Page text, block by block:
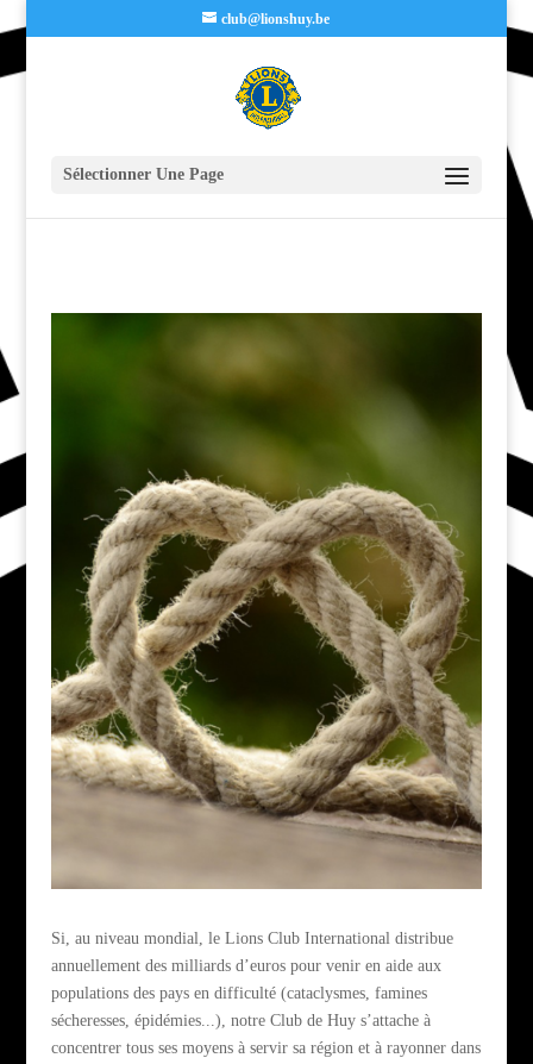
club@lionshuy.be
Sélectionner Une Page
Si, au niveau mondial, le Lions Club International distribue
annuellement des milliards d’euros pour venir en aide aux
populations des pays en difficulté (cataclysmes, famines
sécheresses, épidémies...), notre Club de Huy s’attache à
concentrer tous ses moyens à servir sa région et à rayonner dans